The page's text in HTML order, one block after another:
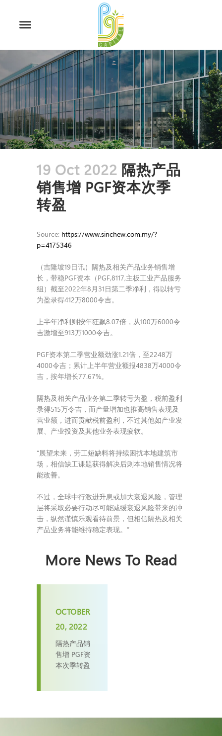
19 Oct 2022 隔热产品
销售增 PGF资本次季
转盈
Source: https://www.sinchew.com.my/?
p=4175346
（吉隆坡19日讯）隔热及相关产品业务销售增
长，带稳PGF资本（PGF,8117,主板工业产品服务
组）截至2022年8月31日第二季净利，得以转亏
为盈录得412万8000令吉。
上半年净利则按年狂飙8.07倍，从100万6000令
吉激增至913万1000令吉。
PGF资本第二季营业额劲涨1.21倍，至2248万
4000令吉；累计上半年营业额报4838万4000令
吉，按年增长77.67%。
隔热及相关产品业务第二季转亏为盈，税前盈利
录得515万令吉，而产量增加也推高销售表现及
营业额，进而贡献税前盈利，不过其他如产业发
展、产业投资及其他业务表现疲软。
“展望未来，劳工短缺料将持续困扰本地建筑市
场，相信缺工课题获得解决后则本地销售情况将
能改善。
不过，全球中行激进升息或加大衰退风险，管理
层将采取必要行动尽可能减缓衰退风险带来的冲
击，纵然谨慎乐观看待前景，但相信隔热及相关
产品业务将能维持稳定表现。”
More News To Read
隔热产品销
售增 PGF资
本次季转盈
OCTOBER
20, 2022